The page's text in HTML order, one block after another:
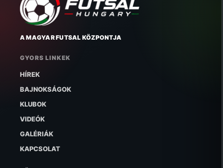
A MAGYAR FUTSAL KÖZPONTJA
GYORS LINKEK
HÍREK
BAJNOKSÁGOK
KLUBOK
VIDEÓK
GALÉRIÁK
KAPCSOLAT